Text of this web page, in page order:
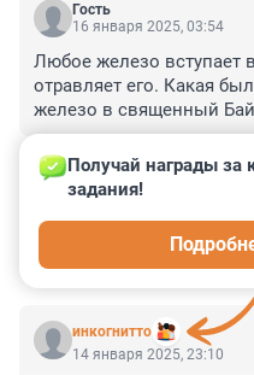
Гость
16 января 2025, 03:54
Любое железо вступает
отравляет его. Какая
железо в священный
еще что нибудь и кто
того страдающий
правильное решение,
Гость
Сам Марк и поставил !
инкогнитто
Получай награды за
задания!
14 января 2025, 23:10